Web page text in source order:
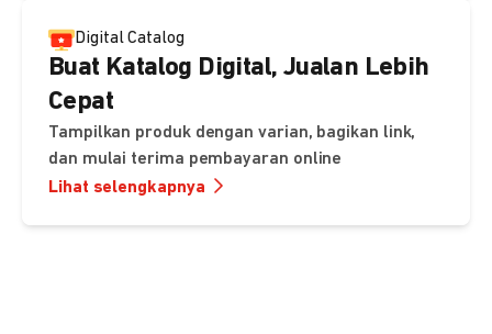
Digital Catalog
Buat Katalog Digital, Jualan Lebih
Cepat
Tampilkan produk dengan varian, bagikan link,
dan mulai terima pembayaran online
Lihat selengkapnya